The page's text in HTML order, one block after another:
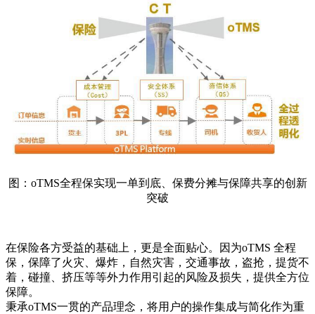
图：oTMS全程保实现一单到底、保费分摊与保障共享的创新
突破
在保险各方受益的基础上，更是全面贴心。因为oTMS 全程
保，保障了火灾、爆炸，自然灾害，交通事故，盗抢，提货不
着，碰撞、挤压等等外力作用引起的风险及损失，提供全方位
保障。
秉承oTMS一贯的产品理念，将用户的操作集成与简化作为重